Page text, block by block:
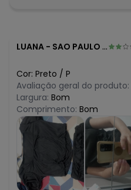
LUANA - SAO PAULO - SP
Cor: Preto / P
Avaliação geral do produto:
Largura: Bom
Comprimento: Bom